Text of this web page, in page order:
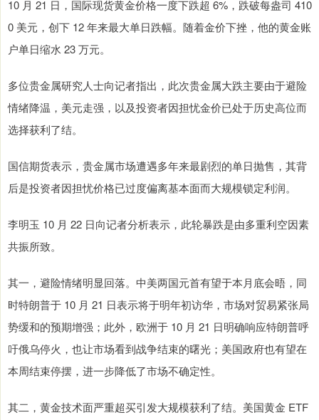
10 月 21 日，国际现货黄金价格一度下跌超 6%，跌破每盎司 410
0 美元，创下 12 年来最大单日跌幅。随着金价下挫，他的黄金账
户单日缩水 23 万元。
多位贵金属研究人士向记者指出，此次贵金属大跌主要由于避险
情绪降温，美元走强，以及投资者因担忧金价已处于历史高位而
选择获利了结。
国信期货表示，贵金属市场遭遇多年来最剧烈的单日抛售，其背
后是投资者因担忧价格已过度偏离基本面而大规模锁定利润。
李明玉 10 月 22 日向记者分析表示，此轮暴跌是由多重利空因素
共振所致。
其一，避险情绪明显回落。中美两国元首有望于本月底会晤，同
时特朗普于 10 月 21 日表示将于明年初访华，市场对贸易紧张局
势缓和的预期增强；此外，欧洲于 10 月 21 日明确响应特朗普呼
吁俄乌停火，也让市场看到战争结束的曙光；美国政府也有望在
本周结束停摆，进一步降低了市场不确定性。
其二，黄金技术面严重超买引发大规模获利了结。美国黄金 ETF